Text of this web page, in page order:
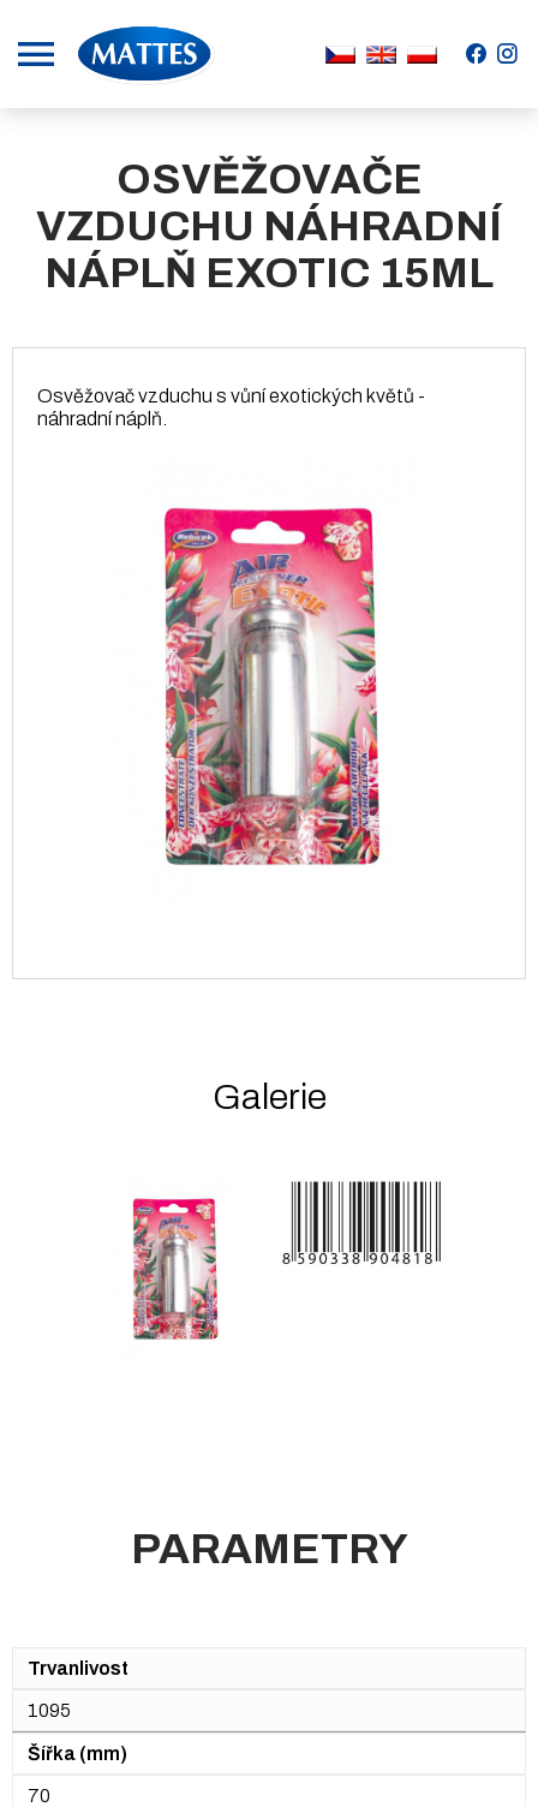
OSVĚŽOVAČE
VZDUCHU NÁHRADNÍ
NÁPLŇ EXOTIC 15ML
Osvěžovač vzduchu s vůní exotických květů -
náhradní náplň.
Galerie
PARAMETRY
Trvanlivost
1095
Šířka (mm)
70